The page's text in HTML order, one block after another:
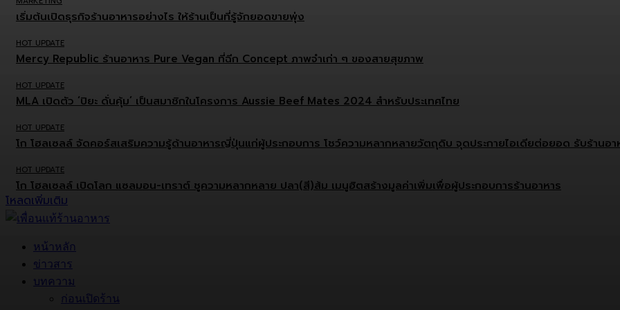
เริ่มต้นเปิดธุรกิจร้านอาหารอย่างไร ให้ร้านเป็นที่รู้จักยอดขายพุ่ง
HOT UPDATE
Mercy Republic ร้านอาหาร Pure Vegan ที่ฉีก Concept ภาพจำเก่า ๆ ของสายสุขภาพ
HOT UPDATE
MLA เปิดตัว ‘ปิยะ ดั่นคุ้ม’ เป็นสมาชิกในโครงการ Aussie Beef Mates 2024 สำหรับประเทศไทย
HOT UPDATE
โก โฮลเซลล์ จัดคอร์สเสริมความรู้ด้านอาหารญี่ปุ่นแก่ผู้ประกอบการ โชว์ความหลากหลายวัตถุดิบ จุดประกายไอเดียต่อยอด รับร้านอ
HOT UPDATE
โก โฮลเซลล์ เปิดโลก แซลมอน-เทราต์ ชูความหลากหลาย ปลา(สี)ส้ม เมนูฮิตสร้างมูลค่าเพิ่มเพื่อผู้ประกอบการร้านอาหาร
โหลดเพิ่มเติม
หน้าหลัก
ข่าวสาร
บทความ
ก่อนเปิดร้าน